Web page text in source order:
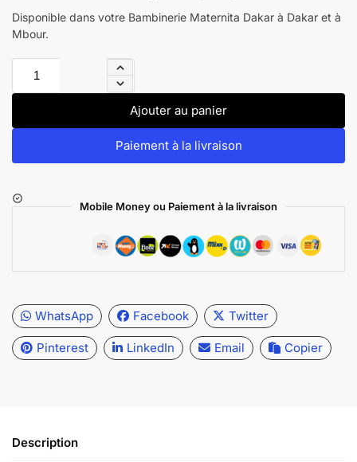
Disponible dans votre Bambinerie Maternita Dakar à Dakar et à
Mbour.
Ajouter au panier
Paiement à la livraison
Mobile Money ou Paiement à la livraison
WhatsApp Facebook Twitter
Pinterest LinkedIn Email Copier
Description